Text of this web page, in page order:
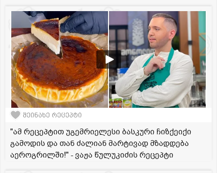
შეინახე რეცეპტი
"ამ რეცეპტით უგემრიელესი ბასკური ჩიზქეიქი
გამოდის და თან ძალიან მარტივად მზადდება
აეროგრილში!" - ვაჟა წულუკიძის რეცეპტი